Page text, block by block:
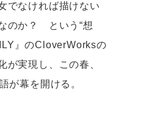
でなければ描けない
のか？ という“想
』のCloverWorksの
が実現し、この春、
が幕を開ける。